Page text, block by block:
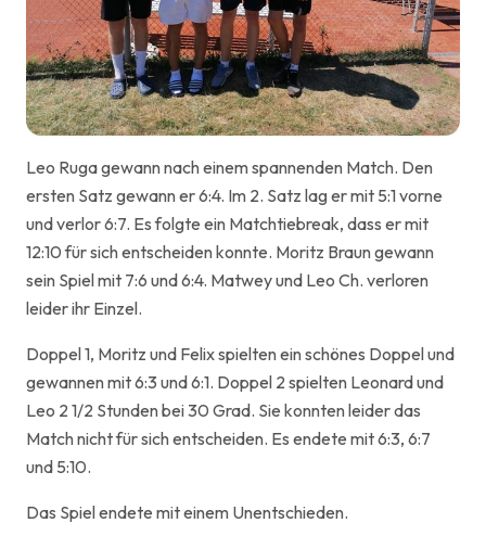
Leo Ruga gewann nach einem spannenden Match. Den
ersten Satz gewann er 6:4. Im 2. Satz lag er mit 5:1 vorne
und verlor 6:7. Es folgte ein Matchtiebreak, dass er mit
12:10 für sich entscheiden konnte. Moritz Braun gewann
sein Spiel mit 7:6 und 6:4. Matwey und Leo Ch. verloren
leider ihr Einzel.
Doppel 1, Moritz und Felix spielten ein schönes Doppel und
gewannen mit 6:3 und 6:1. Doppel 2 spielten Leonard und
Leo 2 1/2 Stunden bei 30 Grad. Sie konnten leider das
Match nicht für sich entscheiden. Es endete mit 6:3, 6:7
und 5:10.
Das Spiel endete mit einem Unentschieden.